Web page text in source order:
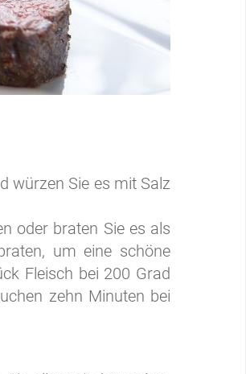
würzen Sie es mit Salz
oder braten Sie es als
um eine schöne
Fleisch bei 200 Grad
zehn Minuten bei